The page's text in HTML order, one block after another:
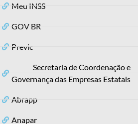
Meu INSS
GOV BR
Previc
Secretaria de Coordenação e
Governança das Empresas Estatais
Abrapp
Anapar